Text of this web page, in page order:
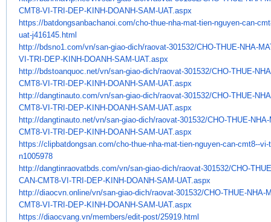
CMT8-VI-TRI-DEP-KINH-DOANH-SAM-UAT.aspx
https://batdongsanbachanoi. com/cho-thue-nha-mat-tien-nguyen-can-
uat-j416145. html
http://bdsno1.com/vn/san-giao-dich/raovat-301532/CHO-THUE-NHA-
VI-TRI-DEP-KINH-DOANH-SAM-UAT. aspx
http://bdstoanquoc.net/vn/san-giao-dich/raovat-301532/CHO-THUE-
CMT8-VI-TRI-DEP-KINH-DOANH-SAM-UAT.aspx
http://dangtinauto.com/vn/san-giao-dich/raovat-301532/CHO-THUE-
CMT8-VI-TRI-DEP-KINH-DOANH-SAM-UAT.aspx
http://dangtinauto.net/vn/san-giao-dich/raovat-301532/CHO-THUE-
CMT8-VI-TRI-DEP-KINH-DOANH-SAM-UAT.aspx
https://clipbatdongsan.com/cho-thue-nha-mat-tien-nguyen-can-cmt8--vi-
n1005978
http://dangtinraovatbds.com/vn/san-giao-dich/raovat-301532/CHO-
CAN-CMT8-VI-TRI-DEP-KINH-DOANH-SAM-UAT.aspx
http://diaocvn.online/vn/san-giao-dich/raovat-301532/CHO-THUE-NHA-
CMT8-VI-TRI-DEP-KINH-DOANH-SAM-UAT.aspx
https://diaocvang.vn/members/edit-post/25919.html